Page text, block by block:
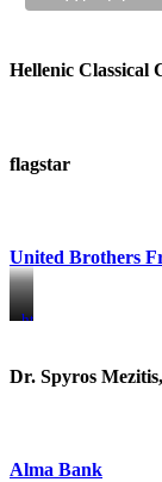
Hellenic Classical
flagstar
United Brothers
https://
https://
Dr. Spyros
Alma Bank